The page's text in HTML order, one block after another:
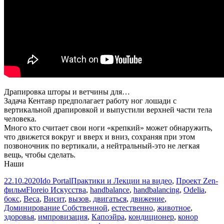
Драпировка шторы и ветчины для…
Задача Кентавр предполагает работу ног лошади с
вертикальной драпировкой и выпустили верхней части тела
человека.
Много кто считает свои ноги «крепкий» может обнаружить,
что движется вокруг и вверх и вниз, сохраняя при этом
позвоночник по вертикали, а нейтральный-это не легкая
вещь, чтобы сделать.
Наши
Опубликовано
22.10.2020Автор
Ido PortalРубрики
Практики и Лекции на видео, Проект Zen-
фильмМетки
Floreio Искусства, handbalance, handbalancing, Odelia,
бокс, Веса, Висит, вызов, двигаться, движение,
Доминирование Собственной, естественно, животное,
здоровья, импровизация, Капоэйра, кондиционер, конор